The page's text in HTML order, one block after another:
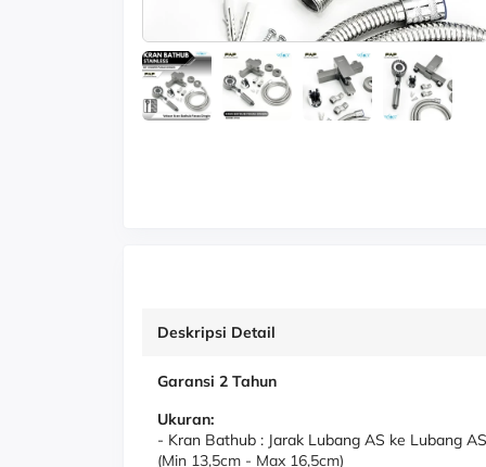
Deskripsi Detail
Garansi 2 Tahun
Ukuran:
- Kran Bathub : Jarak Lubang AS ke Lubang
(Min 13,5cm - Max 16,5cm)